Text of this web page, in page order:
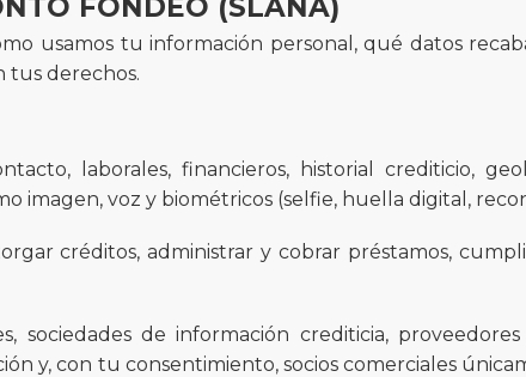
FONDEO (SLANA)
usamos tu información personal, qué datos
tus derechos.
laborales, financieros, historial crediticio,
imagen, voz y biométricos (selfie, huella digital,
créditos, administrar y cobrar préstamos,
sociedades de información crediticia,
y, con tu consentimiento, socios comerciales